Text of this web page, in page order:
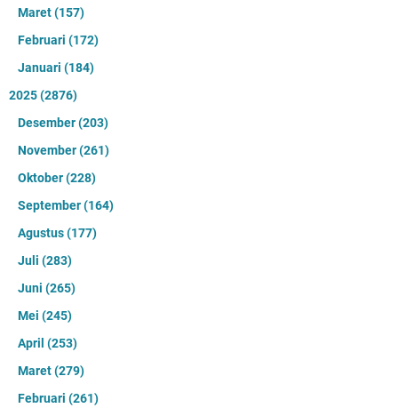
Maret(157)
Februari (172)
Januari (184)
2025(2876)
Desember(203)
November(261)
Oktober(228)
September(164)
Agustus(177)
Juli (283)
Juni (265)
Mei (245)
April (253)
Maret(279)
Februari (261)